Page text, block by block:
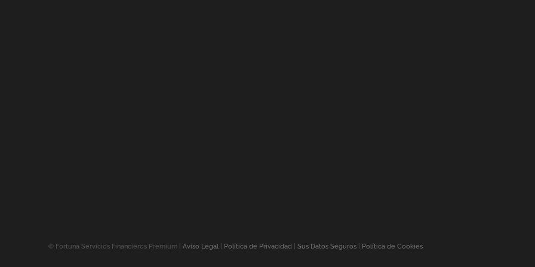
© Fortuna Servicios Financieros Premium |Aviso Legal Política de Privacidad |Sus Datos Seguros Política de Cookies